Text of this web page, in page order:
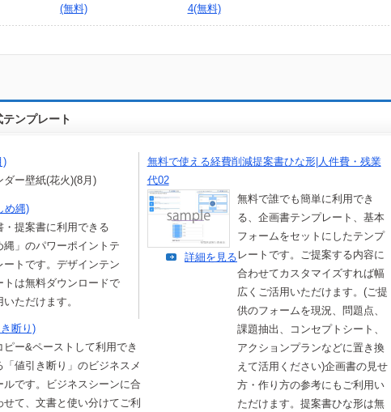
(無料)
4(無料)
ンプレート
)
ダー壁紙(花火)(8月)
無料で使える経費削減提案書ひな形|人件費・残業
代02
無料で誰でも簡単に利用でき
る、企画書テンプレート、基本
フォームをセットにしたテンプ
レートです。ご提案する内容に
合わせてカスタマイズすれば幅
広くご活用いただけます。(ご提
供のフォームを現況、問題点、
課題抽出、コンセプトシート、
アクションプランなどに置き換
えて活用ください)企画書の見せ
方・作り方の参考にもご利用い
ただけます。提案書ひな形は無
詳細を見る
め縄)
・提案書に利用できる
縄」のパワーポイントテ
ートです。デザインテン
トは無料ダウンロードで
いただけます。
断り)
ピー&ペーストして利用でき
「値引き断り」のビジネスメ
ルです。ビジネスシーンに合
せて、文書と使い分けてご利